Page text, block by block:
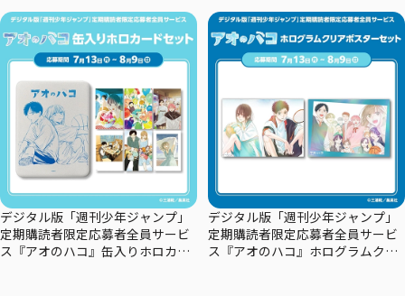
デジタル版「週刊少年ジャンプ」
定期購読者限定応募者全員サービ
ス『アオのハコ』缶入りホロカー
デジタル版「週刊少年ジャンプ」
定期購読者限定応募者全員サービ
ス『アオのハコ』ホログラムクリ